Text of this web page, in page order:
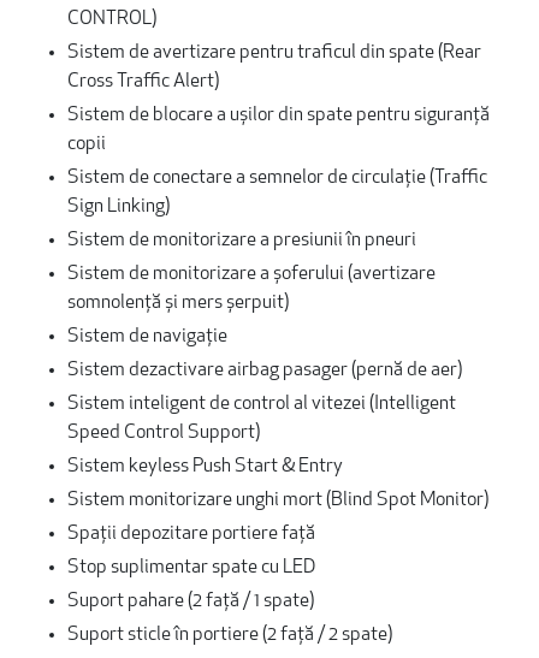
CONTROL)
Sistem de avertizare pentru traficul din spate (Rear
Cross Traffic Alert)
Sistem de blocare a ușilor din spate pentru siguranță
copii
Sistem de conectare a semnelor de circulație (Traffic
Sign Linking)
Sistem de monitorizare a presiunii în pneuri
Sistem de monitorizare a șoferului (avertizare
somnolență și mers șerpuit)
Sistem de navigație
Sistem dezactivare airbag pasager (pernă de aer)
Sistem inteligent de control al vitezei (Intelligent
Speed Control Support)
Sistem keyless Push Start & Entry
Sistem monitorizare unghi mort (Blind Spot Monitor)
Spații depozitare portiere față
Stop suplimentar spate cu LED
Suport pahare (2 față / 1 spate)
Suport sticle în portiere (2 faţă / 2 spate)